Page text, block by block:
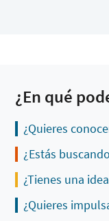
¿En qué
¿Quieres
¿Estás
¿Tienes una
¿Quieres